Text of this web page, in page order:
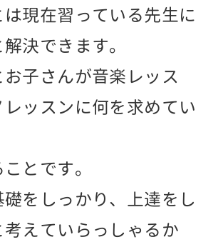
現在習っている先生に
決できます。
子さんが音楽レッス
レッスンに何を求めてい
とです。
礎をしっかり、上達をし
えていらっしゃるか